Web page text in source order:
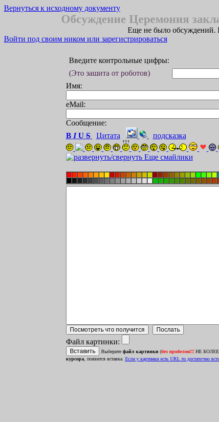
Вернуться к исходному документу
Обсуждение Церемония
Еще не было обсуждений.
Войти под своим ником или зарегистрироваться
Введите контрольные цифры:
(Это зашита от роботов)
Имя:
eMail:
Сообщение:
B I U S Цитата подсказка
Еще смайлики
Файл картинки:
Выберите файл картинки(без пробелов!!!НЕ БОЛЕЕ
курсора, появится вставка. Ecли у картинки есть URL то достаточно